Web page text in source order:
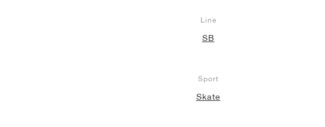
Line
SB
Sport
Skate